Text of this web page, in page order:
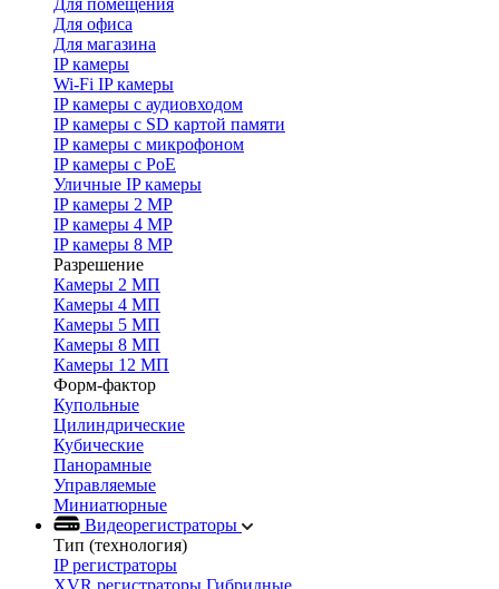
Для помещения
Для офиса
Для магазина
IP камеры
Wi-Fi IP камеры
IP камеры с аудиовходом
IP камеры с SD картой памяти
IP камеры с микрофоном
IP камеры с PoE
Уличные IP камеры
IP камеры 2 MP
IP камеры 4 MP
IP камеры 8 MP
Разрешение
Камеры 2 МП
Камеры 4 МП
Камеры 5 МП
Камеры 8 МП
Камеры 12 МП
Форм-фактор
Купольные
Цилиндрические
Кубические
Панорамные
Управляемые
Миниатюрные
Видеорегистраторы
Тип (технология)
IP регистраторы
XVR регистраторы Гибридные